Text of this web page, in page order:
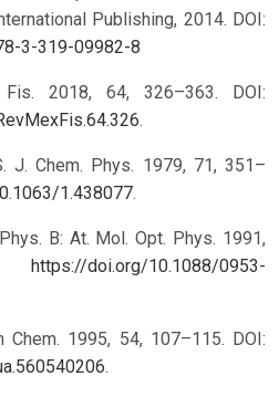
Publishing, 2014. DOI:
3-319-09982-8
2018, 64, 326–363. DOI:
.
J. Chem. Phys. 1979, 71, 351–
1.438077.
B: At. Mol. Opt. Phys. 1991,
https://doi.org/10.1088/0953-
Chem. 1995, 54, 107–115. DOI:
.